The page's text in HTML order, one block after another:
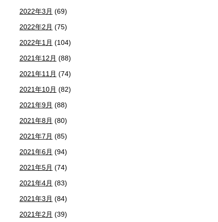
2022年3月 (69)
2022年2月 (75)
2022年1月 (104)
2021年12月 (88)
2021年11月 (74)
2021年10月 (82)
2021年9月 (88)
2021年8月 (80)
2021年7月 (85)
2021年6月 (94)
2021年5月 (74)
2021年4月 (83)
2021年3月 (84)
2021年2月 (39)